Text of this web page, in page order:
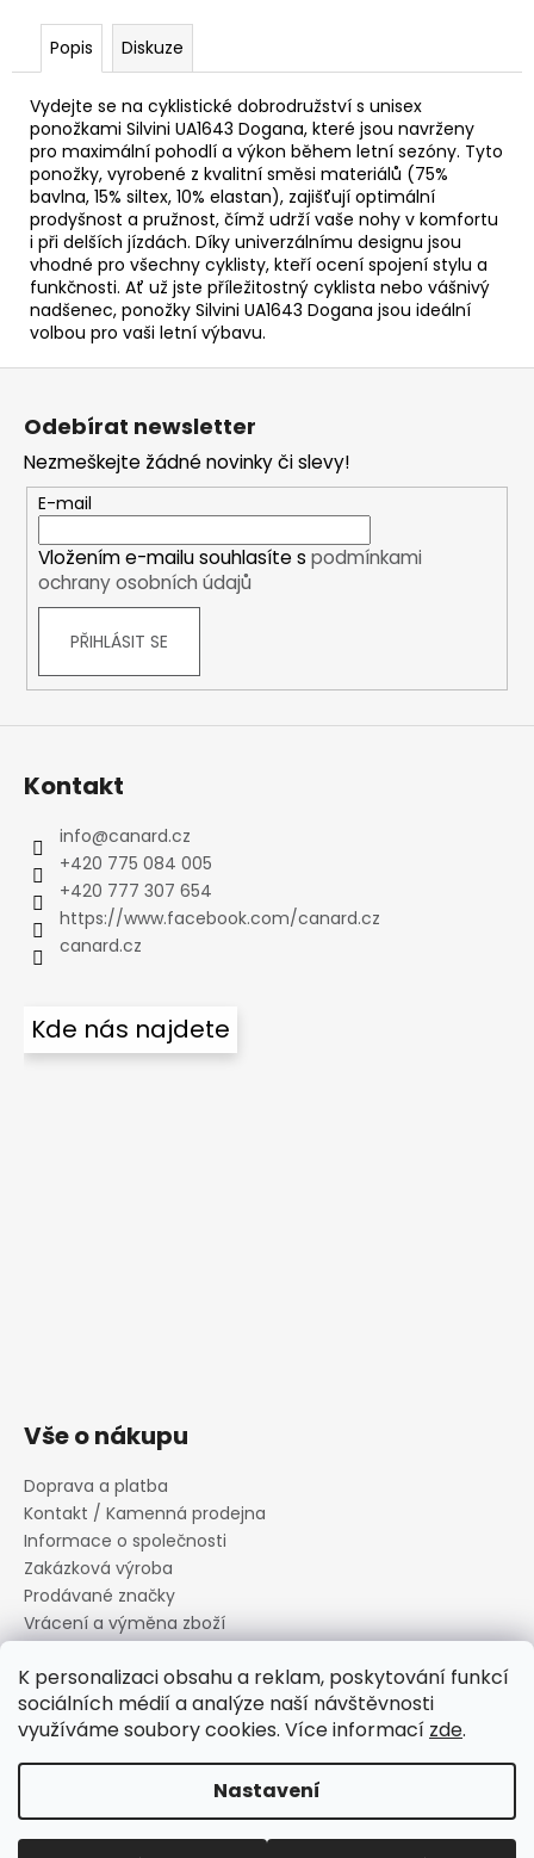
K personalizaci obsahu a reklam, poskytování funkcí
sociálních médií a analýze naší návštěvnosti
využíváme soubory cookies. Více informací zde.
Nastavení
Popis Diskuze
Vydejte se na cyklistické dobrodružství s unisex
ponožkami Silvini UA1643 Dogana, které jsou navrženy
pro maximální pohodlí a výkon během letní sezóny. Tyto
ponožky, vyrobené z kvalitní směsi materiálů (75%
bavlna, 15% siltex, 10% elastan), zajišťují optimální
prodyšnost a pružnost, čímž udrží vaše nohy v komfortu
i při delších jízdách. Díky univerzálnímu designu jsou
vhodné pro všechny cyklisty, kteří ocení spojení stylu a
funkčnosti. Ať už jste příležitostný cyklista nebo vášnivý
nadšenec, ponožky Silvini UA1643 Dogana jsou ideální
volbou pro vaši letní výbavu.
Z
Odebírat newsletter
Nezmeškejte žádné novinky či slevy!
E-mail
Vložením e-mailu souhlasíte s podmínkami
ochrany osobních údajů
PŘIHLÁSIT SE
Kontakt
info@canard.cz
+420 775 084 005
+420 777 307 654
https://www.facebook.com/canard.cz
canard.cz
Kde nás najdete
Vše o nákupu
Doprava a platba
Kontakt / Kamenná prodejna
Informace o společnosti
Zakázková výroba
Prodávané značky
Vrácení a výměna zboží
Informace o souborech cookies
Reklamační řád
Obchodní podmínky
Copyright 2026Canard s.r.o.. Všechna práva vyhrazena.